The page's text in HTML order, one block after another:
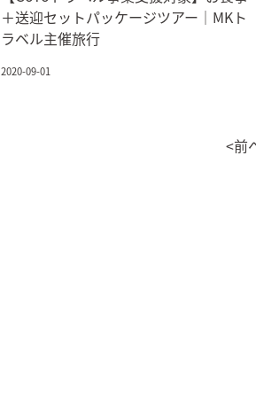
＋送迎セットパッケージツアー｜MKト
ラベル主催旅行
2020-09-01
<前